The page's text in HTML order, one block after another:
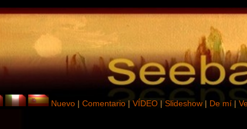
Nuevo| Comentario| VÍDEO| Slideshow| De mí|